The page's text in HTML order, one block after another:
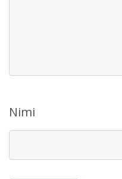
Nimi